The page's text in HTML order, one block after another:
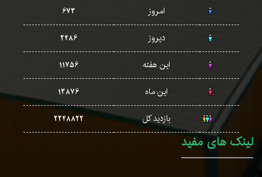
امروز
673
دیروز
2486
این هفته
11756
این ماه
13876
بازدید کل
2248822
لینک های مفید